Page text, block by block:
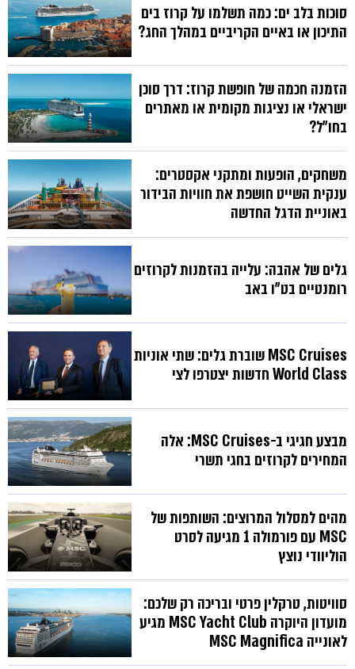
סוכות בלב ים: כמה תשלמו על קרוז בים
התיכון או באיים הקריביים במהלך החג?
הזמנה חכמה של חופשת קרוז: דרך סוכן
ישראלי או נציגות מקומית או מאתרים
בחו״ל?
משחקים, הופעות ומתקני אקסטרים:
ענקית השייט חושפת את חוויות הבידור
באוניית הדגל החדשה
גלים של אהבה: עלייה בהזמנות לקרוזים
רומנטיים בט"ו באב
MSC Cruises שוברת גלים: שתי אוניות
World Class חדשות יצטרפו לצי
מבצע חגיגי ב-MSC Cruises: אלה
המחירים לקרוזים בחגי תשרי
מהים למסלול המרוצים: השותפות של
MSC עם פורמולה 1 מגיעה לסרט
הוליוודי נוצץ
סוויטות, טרקלין פרטי ובריכה רק שלכם:
מועדון היוקרה MSC Yacht Club מגיע
לאונייה MSC Magnifica